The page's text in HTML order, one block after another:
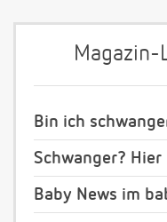
Magazin-
Bin ich
Schwanger?
Baby News im